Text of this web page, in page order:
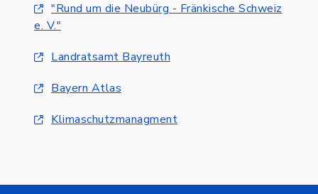
"Rund um die Neubürg - Fränkische Schweiz
e. V."
Landratsamt Bayreuth
Bayern Atlas
Klimaschutzmanagment